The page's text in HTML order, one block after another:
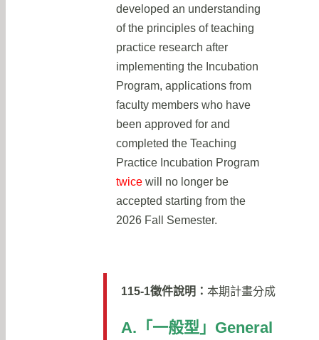
developed an understanding
of the principles of teaching
practice research after
implementing the Incubation
Program, applications from
faculty members who have
been approved for and
completed the Teaching
Practice Incubation Program
twice will no longer be
accepted starting from the
2026 Fall Semester.
115-1徵件說明： 本期計畫分成
A.「一般型」General